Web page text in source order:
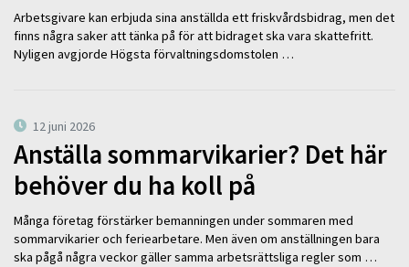
Arbetsgivare kan erbjuda sina anställda ett friskvårdsbidrag, men det
finns några saker att tänka på för att bidraget ska vara skattefritt.
Nyligen avgjorde Högsta förvaltningsdomstolen …
12 juni 2026
Anställa sommarvikarier? Det här
behöver du ha koll på
Många företag förstärker bemanningen under sommaren med
sommarvikarier och feriearbetare. Men även om anställningen bara
ska pågå några veckor gäller samma arbetsrättsliga regler som …